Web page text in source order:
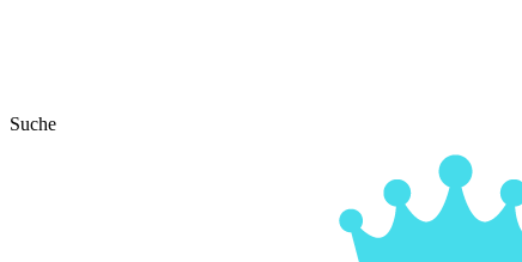
Suche